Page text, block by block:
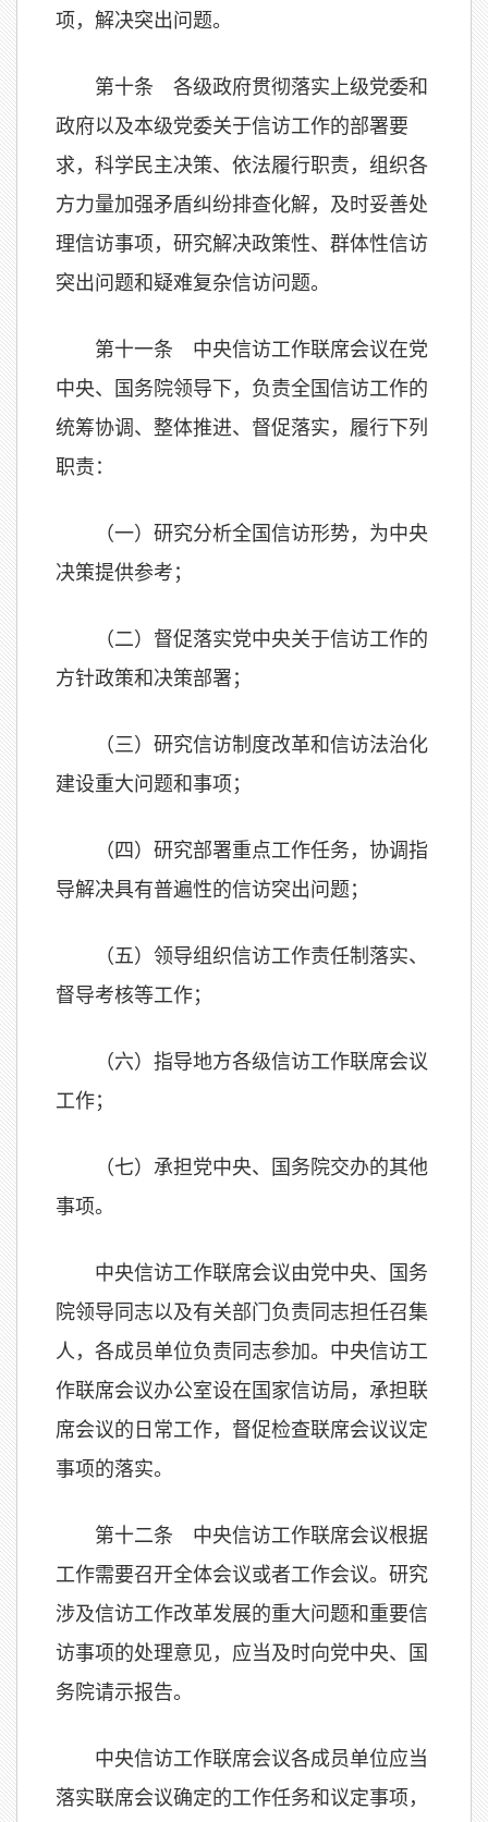
项，解决突出问题。
第十条 各级政府贯彻落实上级党委和
政府以及本级党委关于信访工作的部署要
求，科学民主决策、依法履行职责，组织各
方力量加强矛盾纠纷排查化解，及时妥善处
理信访事项，研究解决政策性、群体性信访
突出问题和疑难复杂信访问题。
第十一条 中央信访工作联席会议在党
中央、国务院领导下，负责全国信访工作的
统筹协调、整体推进、督促落实，履行下列
职责：
（一）研究分析全国信访形势，为中央
决策提供参考；
（二）督促落实党中央关于信访工作的
方针政策和决策部署；
（三）研究信访制度改革和信访法治化
建设重大问题和事项；
（四）研究部署重点工作任务，协调指
导解决具有普遍性的信访突出问题；
（五）领导组织信访工作责任制落实、
督导考核等工作；
（六）指导地方各级信访工作联席会议
工作；
（七）承担党中央、国务院交办的其他
事项。
中央信访工作联席会议由党中央、国务
院领导同志以及有关部门负责同志担任召集
人，各成员单位负责同志参加。中央信访工
作联席会议办公室设在国家信访局，承担联
席会议的日常工作，督促检查联席会议议定
事项的落实。
第十二条 中央信访工作联席会议根据
工作需要召开全体会议或者工作会议。研究
涉及信访工作改革发展的重大问题和重要信
访事项的处理意见，应当及时向党中央、国
务院请示报告。
中央信访工作联席会议各成员单位应当
落实联席会议确定的工作任务和议定事项，